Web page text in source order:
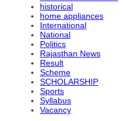
historical
home appliances
International
National
Politics
Rajasthan News
Result
Scheme
SCHOLARSHIP
Sports
Syllabus
Vacancy